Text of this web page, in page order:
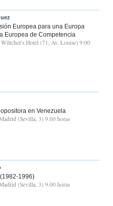
Europea para una Europa
Europea de Competencia
Hotel (71, Av. Louise) 9:00
en Venezuela
(Sevilla, 3) 9.00 horas
1996)
(Sevilla, 3) 9.00 horas